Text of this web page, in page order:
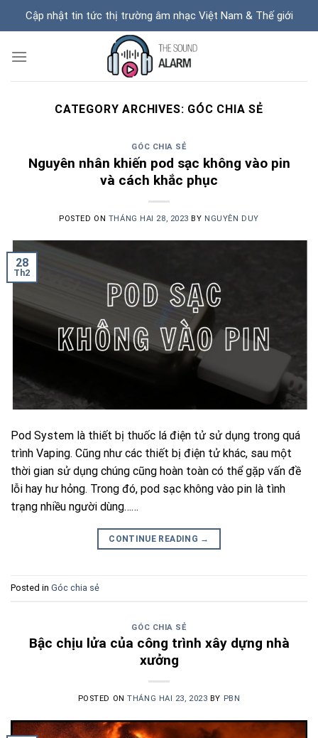
Cập nhật tin tức thị trường âm nhạc Việt Nam & Thế giới
CATEGORY ARCHIVES: GÓC CHIA SẺ
GÓC CHIA SẺ
Nguyên nhân khiến pod sạc không vào pin
và cách khắc phục
POSTED ON THÁNG HAI 28, 2023 BY NGUYÊN DUY
28
Th2
Pod System là thiết bị thuốc lá điện tử sử dụng trong quá
trình Vaping. Cũng như các thiết bị điện tử khác, sau một
thời gian sử dụng chúng cũng hoàn toàn có thể gặp vấn đề
lỗi hay hư hỏng. Trong đó, pod sạc không vào pin là tình
trạng nhiều người dùng……
CONTINUE READING →
Posted in Góc chia sẻ
GÓC CHIA SẺ
Bậc chịu lửa của công trình xây dựng nhà
xưởng
POSTED ONTHÁNG HAI 23, 2023 BY PBN